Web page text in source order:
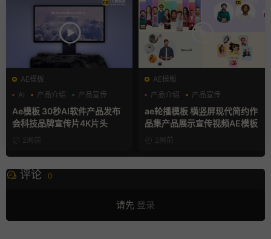
AE模板
AI
产品介绍 产品宣传
Ae模板 30秒AI软件产品发布
会科技品牌宣传片4K片头
2周前
AE模板
产品介绍
产品宣传
产品展示
ae轮播模板 横竖屏现代简约作
品集产品展示宣传视频AE模板
2周前
评论 0
请先 登录